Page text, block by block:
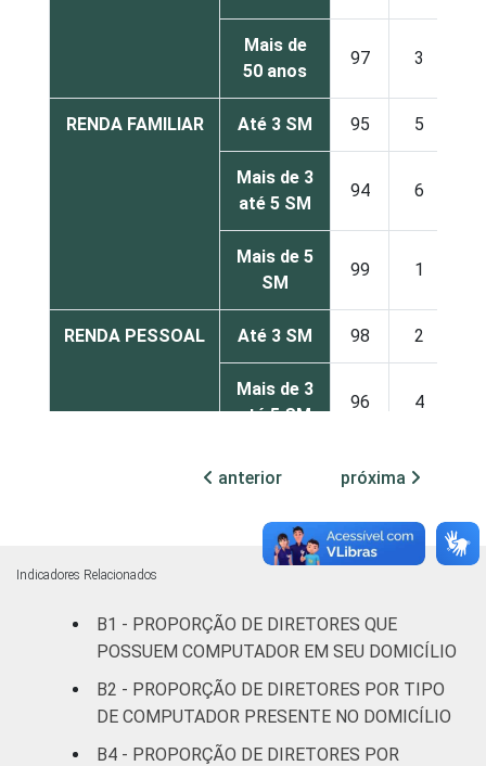
Mais de
50 anos
97 3
RENDA FAMILIAR Até 3 SM 95 5
Mais de 3
até 5 SM
94 6
Mais de 5
SM
99 1
RENDA PESSOAL Até 3 SM 98 2
Mais de 3
até 5 SM
96 4
Mais de 5
99 1
Norte 97
Oeste
99
Nordeste 95 5
anterior próxima
Indicadores Relacionados
B1 - PROPORÇÃO DE DIRETORES QUE
POSSUEM COMPUTADOR EM SEU DOMICÍLIO
B2 - PROPORÇÃO DE DIRETORES POR TIPO
DE COMPUTADOR PRESENTE NO DOMICÍLIO
B4 - PROPORÇÃO DE DIRETORES POR